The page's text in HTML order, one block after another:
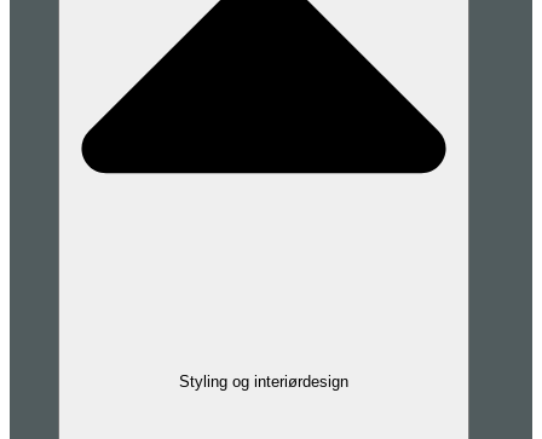
Styling og interiørdesign